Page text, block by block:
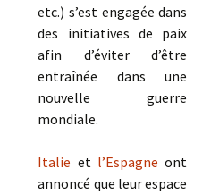
etc.) s’est engagée dans
des initiatives de paix
afin d’éviter d’être
entraînée dans une
nouvelle guerre
mondiale.
Italie et l’Espagneont
annoncé que leur espace